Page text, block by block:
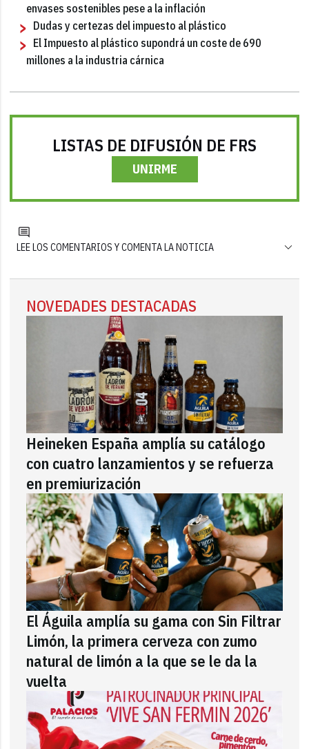
envases sostenibles pese a la inflación
Dudas y certezas del impuesto al plástico
El Impuesto al plástico supondrá un coste de 690
millones a la industria cárnica
LISTAS DE DIFUSIÓN DE FRS
UNIRME
LEE LOS COMENTARIOS Y COMENTA LA NOTICIA
NOVEDADES DESTACADAS
Heineken España amplía su catálogo
con cuatro lanzamientos y se refuerza
en premiurización
El Águila amplía su gama con Sin Filtrar
Limón, la primera cerveza con zumo
natural de limón a la que se le da la
vuelta